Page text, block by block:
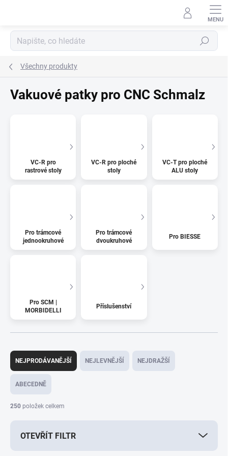
Hledat
Všechny produkty
Vakuové patky pro CNC Schmalz
VC-R pro
rastrové stoly
VC-R pro ploché
stoly
VC-T pro ploché
ALU stoly
Pro trámcové
jednookruhové
Pro trámcové
dvoukruhové
Pro BIESSE
Pro SCM |
MORBIDELLI
Příslušenství
Ř
z
í
NEJPRODÁVANĚJŠÍ NEJLEVNĚJŠÍ NEJDRAŽŠÍ
ABECEDNĚ
250 položek celkem
OTEVŘÍT FILTR